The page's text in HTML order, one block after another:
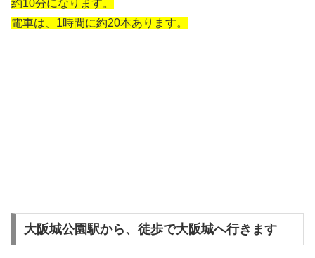
約10分になります。
電車は、1時間に約20本あります。
大阪城公園駅から、徒歩で大阪城へ行きます